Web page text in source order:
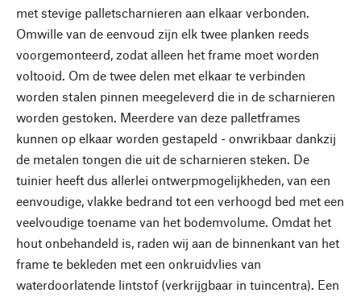
met stevige palletscharnieren aan elkaar verbonden.
Omwille van de eenvoud zijn elk twee planken reeds
voorgemonteerd, zodat alleen het frame moet worden
voltooid. Om de twee delen met elkaar te verbinden
worden stalen pinnen meegeleverd die in de scharnieren
worden gestoken. Meerdere van deze palletframes
kunnen op elkaar worden gestapeld - onwrikbaar dankzij
de metalen tongen die uit de scharnieren steken. De
tuinier heeft dus allerlei ontwerpmogelijkheden, van een
eenvoudige, vlakke bedrand tot een verhoogd bed met een
veelvoudige toename van het bodemvolume. Omdat het
hout onbehandeld is, raden wij aan de binnenkant van het
frame te bekleden met een onkruidvlies van
waterdoorlatende lintstof (verkrijgbaar in tuincentra). Een